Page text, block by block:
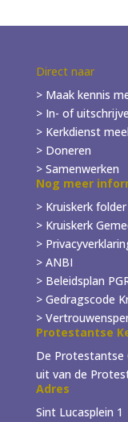
Direct naar
> Maak kennis
> In- of
> Kerkdienst
> Doneren
> Samenwerken
Nog meer
> Kruiskerk folder
>Kruiskerk
>
> ANBI
> Beleidsplan
> Gedragscode
>
Protestantse
De Protestantse
uit van de
Adres
Sint Lucasplein 1